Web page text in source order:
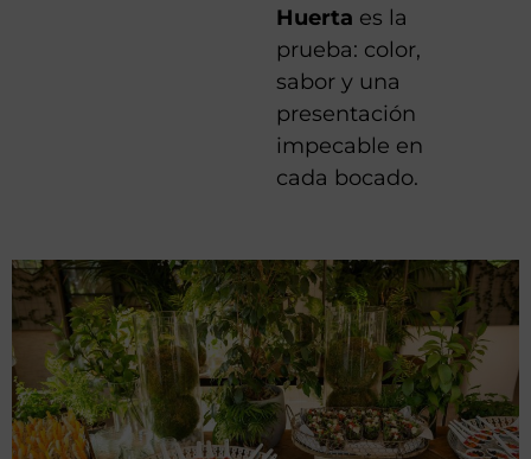
Huerta es la
prueba: color,
sabor y una
presentación
impecable en
cada bocado.